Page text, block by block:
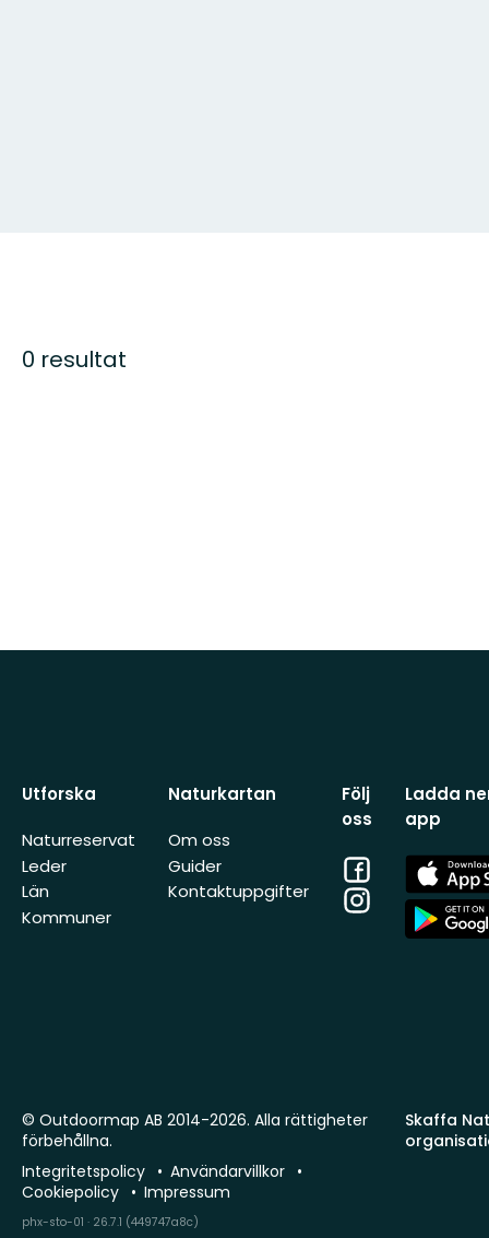
0 resultat
Utforska
Naturreservat
Leder
Län
Kommuner
Naturkartan
Om oss
Guider
Kontaktuppgifter
Följ
oss
Facebook
Instagram
Ladda
app
App
Store
App
Store
Skaffa
© Outdoormap AB 2014-2026. Alla rättigheter
förbehållna.
Integritetspolicy
Användarvillkor
Cookiepolicy
Impressum
phx-sto-01 · 26.7.1 (449747a8c)